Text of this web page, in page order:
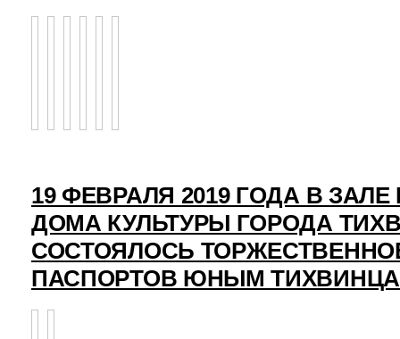
19 ФЕВРАЛЯ 2019 ГОДА В
ДОМА КУЛЬТУРЫ ГОРОДА
СОСТОЯЛОСЬ
ПАСПОРТОВ ЮНЫМ